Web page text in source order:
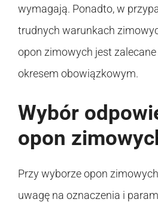
wymagają. Ponadto, w
trudnych warunkach
opon zimowych jest
okresem obowiązkowym.
Wybór
opon
Przy wyborze opon
uwagę na oznaczenia i